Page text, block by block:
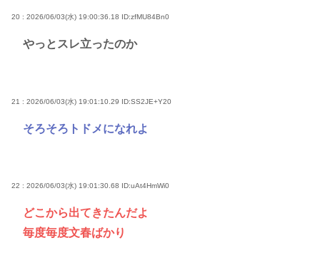
20 : 2026/06/03(水) 19:00:36.18 ID:zfMU84Bn0
やっとスレ立ったのか
21 : 2026/06/03(水) 19:01:10.29 ID:SS2JE+Y20
そろそろトドメになれよ
22 : 2026/06/03(水) 19:01:30.68 ID:uAt4HmWi0
どこから出てきたんだよ
毎度毎度文春ばかり